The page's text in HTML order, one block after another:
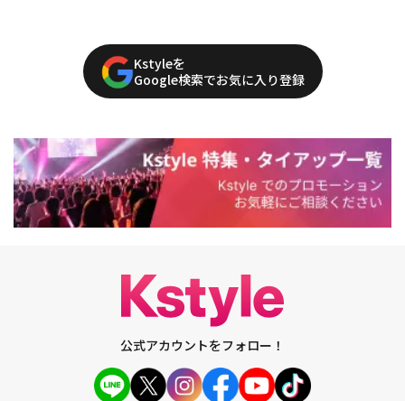
Kstyleを
Google検索でお気に入り登録
公式アカウントをフォロー！